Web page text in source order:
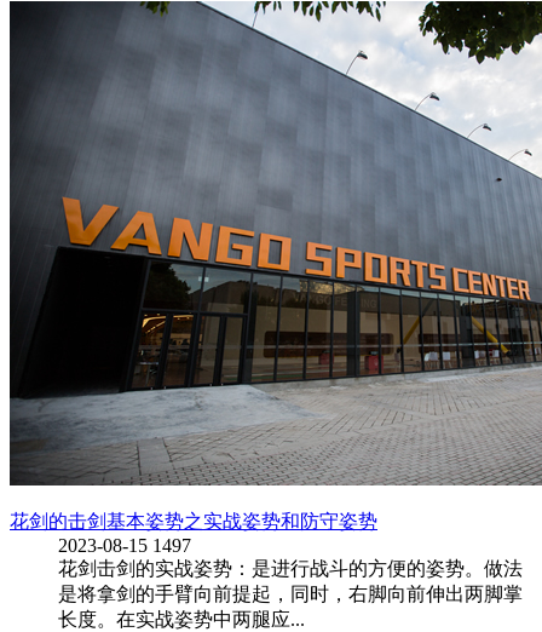
花剑的击剑基本姿势之实战姿势和防守姿势
2023-08-15 1497
花剑击剑的实战姿势：是进行战斗的方便的姿势。做法
是将拿剑的手臂向前提起，同时，右脚向前伸出两脚掌
长度。在实战姿势中两腿应...